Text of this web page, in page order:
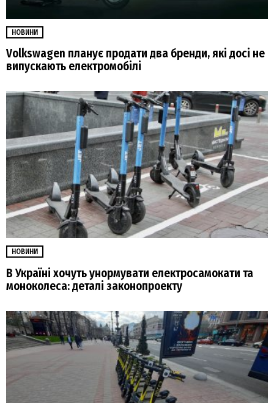
НОВИНИ
Volkswagen планує продати два бренди, які досі не
випускають електромобілі
НОВИНИ
В Україні хочуть унормувати електросамокати та
моноколеса: деталі законопроекту